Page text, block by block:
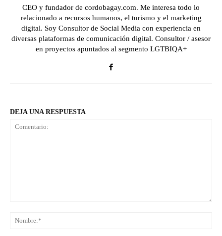
CEO y fundador de cordobagay.com. Me interesa todo lo
relacionado a recursos humanos, el turismo y el marketing
digital. Soy Consultor de Social Media con experiencia en
diversas plataformas de comunicación digital. Consultor / asesor
en proyectos apuntados al segmento LGTBIQA+
DEJA UNA RESPUESTA